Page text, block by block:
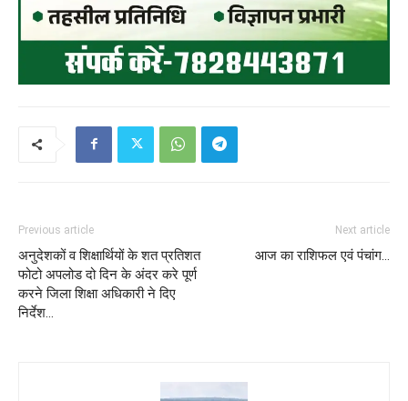
Previous article
अनुदेशकों व शिक्षार्थियों के शत प्रतिशत
फोटो अपलोड दो दिन के अंदर करे पूर्ण
करने जिला शिक्षा अधिकारी ने दिए
निर्देश…
Next article
आज का राशिफल एवं पंचांग…